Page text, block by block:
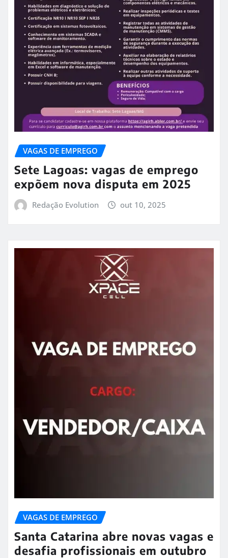
VAGAS DE EMPREGO
Sete Lagoas: vagas de emprego
expõem nova disputa em 2025
Redação Evolution out 10, 2025
VAGAS DE EMPREGO
Santa Catarina abre novas vagas e
desafia profissionais em outubro